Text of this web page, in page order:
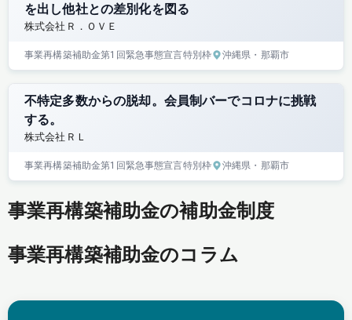
を出し他社との差別化を図る
株式会社Ｒ．ＯＶＥ
事業再構築補助金第1回緊急事態宣言特別枠 沖縄県 ・那覇市
不特定多数からの脱却。会員制バーでコロナに挑戦
する。
株式会社ＲＬ
事業再構築補助金第1回緊急事態宣言特別枠 沖縄県 ・那覇市
事業再構築補助金の補助金制度
事業再構築補助金のコラム